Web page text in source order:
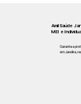
Amil Saúde
MEI e
Garanta a
em Jandira,